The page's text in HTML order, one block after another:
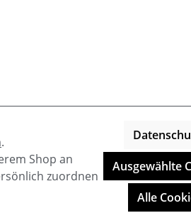
Shop-Entwicklung durch
.
Shop an
zuordnen
Ausgewählte
Alle